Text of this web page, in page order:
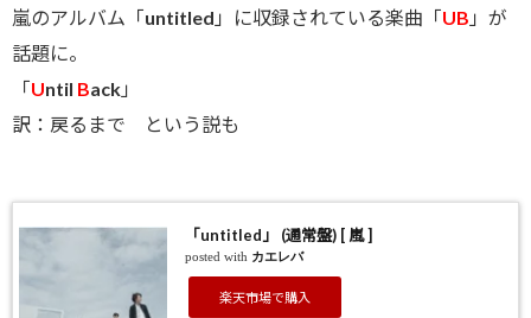
嵐のアルバム「untitled 」に収録されている楽曲「UB 」が
話題に。
「Until Back」
訳：戻るまで という説も
「untitled」 (通常盤) [ 嵐 ]
posted with カエレバ
楽天市場で購入